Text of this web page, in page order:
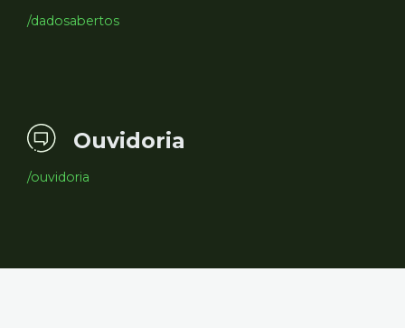
/dadosabertos
Ouvidoria
/ouvidoria